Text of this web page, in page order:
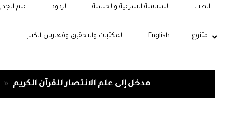
علم الردود السياسة الشرعية والحسبة الطب
المكتبات والتحقيق وفهارس الكتب متنوع English
» مدخل إلى علم الانتصار للقرآن الكريم